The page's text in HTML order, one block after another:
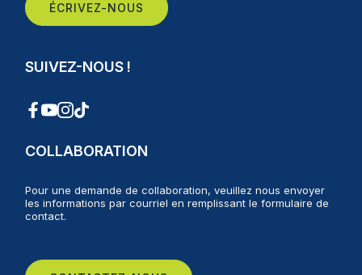
ÉCRIVEZ-NOUS
SUIVEZ-NOUS !
COLLABORATION
Pour une demande de collaboration, veuillez nous envoyer
les informations par courriel en remplissant le formulaire de
contact.